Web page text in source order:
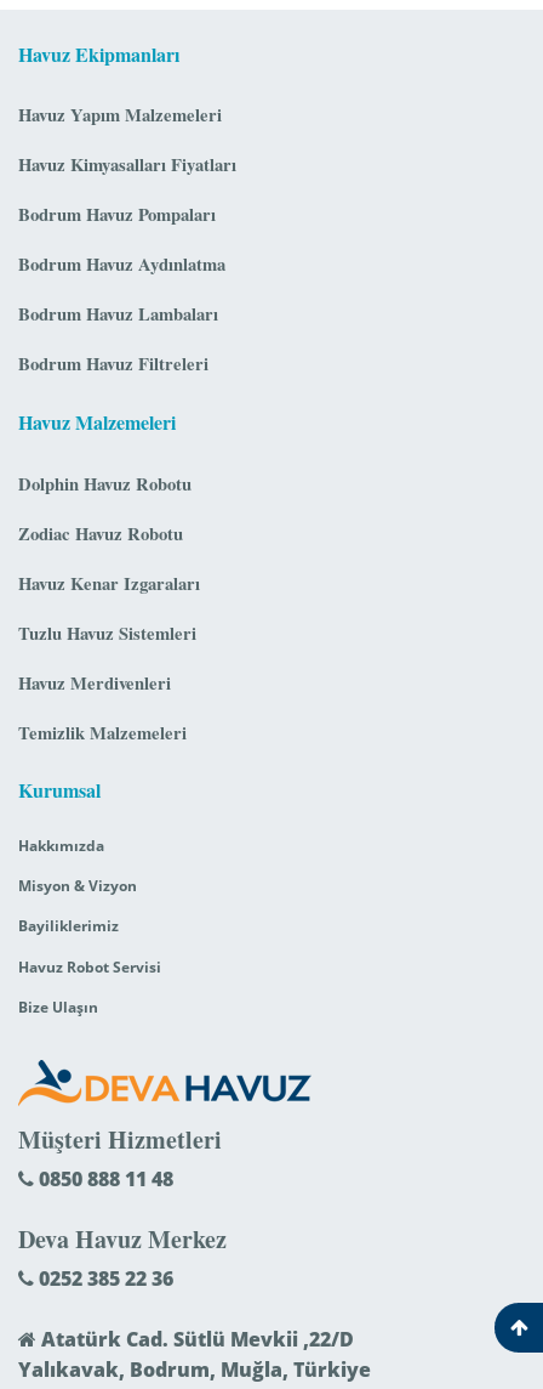
Havuz Ekipmanları
Havuz Yapım Malzemeleri
Havuz Kimyasalları Fiyatları
Bodrum Havuz Pompaları
Bodrum Havuz Aydınlatma
Bodrum Havuz Lambaları
Bodrum Havuz Filtreleri
Havuz Malzemeleri
Dolphin Havuz Robotu
Zodiac Havuz Robotu
Havuz Kenar Izgaraları
Tuzlu Havuz Sistemleri
Havuz Merdivenleri
Temizlik Malzemeleri
Kurumsal
Hakkımızda
Misyon & Vizyon
Bayiliklerimiz
Havuz Robot Servisi
Bize Ulaşın
Müşteri Hizmetleri
0850 888 11 48
Deva Havuz Merkez
0252 385 22 36
Atatürk Cad. Sütlü Mevkii ,22/D
Yalıkavak, Bodrum, Muğla, Türkiye